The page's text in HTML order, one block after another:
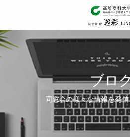
ブロ
同窓会の様々な情報を発信